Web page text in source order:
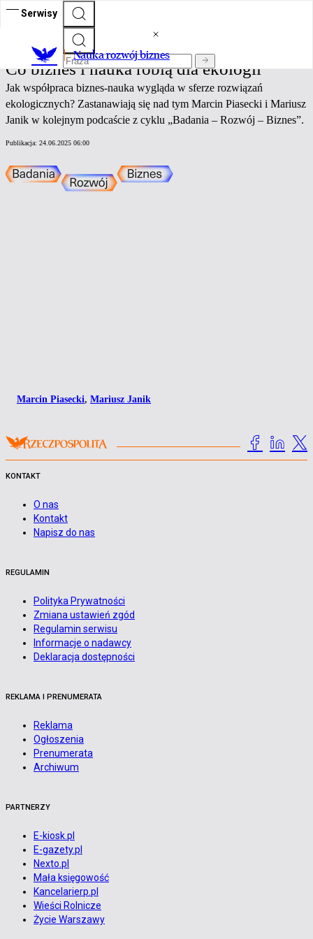
Serwisy
Nauka rozwój biznes
Nauka rozwój biznes
Co biznes i nauka robią dla ekologii
Jak współpraca biznes-nauka wygląda w sferze rozwiązań
ekologicznych? Zastanawiają się nad tym Marcin Piasecki i Mariusz
Janik w kolejnym podcaście z cyklu „Badania – Rozwój – Biznes”.
Publikacja: 24.06.2025 06:00
Marcin Piasecki, Mariusz Janik
KONTAKT
O nas
Kontakt
Napisz do nas
REGULAMIN
Polityka Prywatności
Zmiana ustawień zgód
Regulamin serwisu
Informacje o nadawcy
Deklaracja dostępności
REKLAMA I PRENUMERATA
Reklama
Ogłoszenia
Prenumerata
Archiwum
PARTNERZY
E-kiosk.pl
E-gazety.pl
Nexto.pl
Mała księgowość
Kancelarierp.pl
Wieści Rolnicze
Życie Warszawy